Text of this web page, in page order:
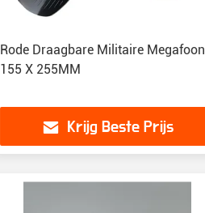
Rode Draagbare Militaire Megafoon
155 X 255MM
Krijg Beste Prijs